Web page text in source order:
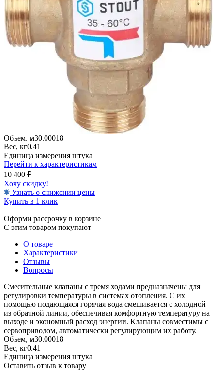
Объем, м30.00018
Вес, кг0.41
Единица измерения штука
Перейти к характеристикам
10 400 ₽
Хочу скидку!
Узнать о снижении цены
Купить в 1 клик
Оформи рассрочку в корзине
С этим товаром покупают
О товаре
Характеристики
Отзывы
Вопросы
Смесительные клапаны c тремя ходами предназначены для
регулировки температуры в системах отопления. С их
помощью подающаяся горячая вода смешивается с холодной
из обратной линии, обеспечивая комфортную температуру на
выходе и экономный расход энергии. Клапаны совместимы с
сервоприводом, автоматически регулирующим их работу.
Объем, м30.00018
Вес, кг0.41
Единица измерения штука
Оставить отзыв к товару